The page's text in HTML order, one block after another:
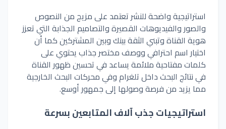
استراتيجية واضحة للنشر تعتمد على مزيج من النصوص
والصور والفيديوهات القصيرة والتصاميم الجذابة التي تعزز
هوية القناة وتبني الثقة بينك وبين المشتركين كما أن
اختيار اسم احترافي ووصف مختصر جذاب يحتوي على
كلمات مفتاحية ملائمة يساعد في تحسين ظهور القناة
في نتائج البحث داخل تلغرام وفي محركات البحث الخارجية
مما يزيد من فرصة وصولها إلى جمهور أوسع.
استراتيجياتجذبآلافالمتابعينبسرعة